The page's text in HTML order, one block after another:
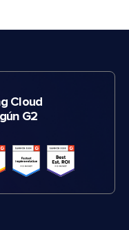
Cloud
G2